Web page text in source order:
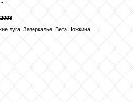
луга, Зазеркалье, Вета Ножкина